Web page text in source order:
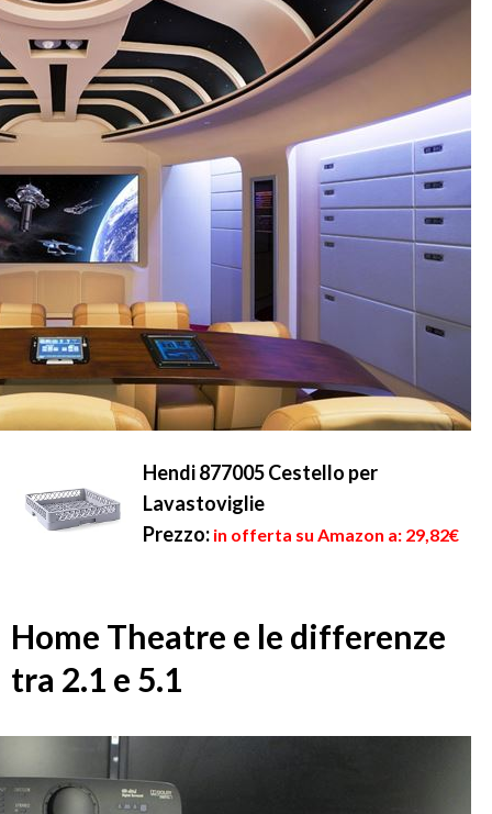
Hendi 877005 Cestello per
Lavastoviglie
Prezzo: in offerta su Amazon a: 29,82€
Home Theatre e le differenze
tra 2.1 e 5.1